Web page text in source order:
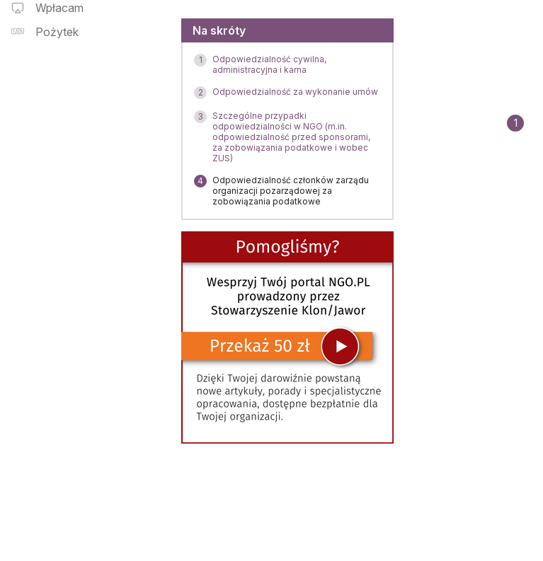
Wpłacam
Pożytek
Menu
Na skróty
1
Odpowiedzialność cywilna,
administracyjna i karna
2 Odpowiedzialność za wykonanie umów
3
Szczególne przypadki
odpowiedzialności w NGO (m.in.
odpowiedzialność przed sponsorami,
za zobowiązania podatkowe i wobec
ZUS)
4
Odpowiedzialność członków zarządu
organizacji pozarządowej za
zobowiązania podatkowe
1